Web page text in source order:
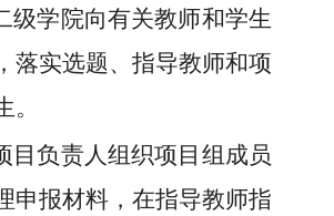
级学院向有关教师和学生
落实选题、指导教师和项
目负责人组织项目组成员
申报材料，在指导教师指